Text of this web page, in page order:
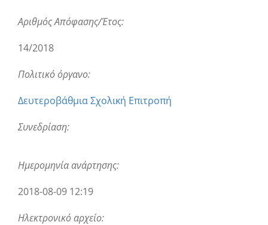
Αριθμός Απόφασης/Έτος:
14/2018
Πολιτικό όργανο:
Δευτεροβάθμια Σχολική Επιτροπή
Συνεδρίαση:
Ημερομηνία ανάρτησης:
2018-08-09 12:19
Ηλεκτρονικό αρχείο: